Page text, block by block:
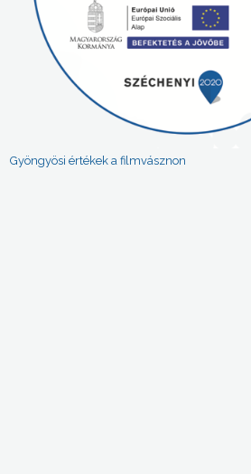
Gyöngyösi értékek a filmvásznon